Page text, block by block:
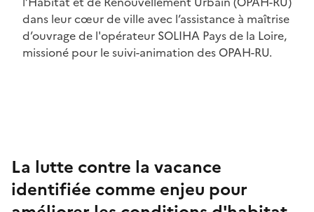
dans leur cœur de ville avec l’assistance à maîtrise
d’ouvrage de l'opérateur SOLIHA Pays de la Loire,
missioné pour le suivi-animation des OPAH-RU.
La lutte contre la vacance
identifiée comme enjeu pour